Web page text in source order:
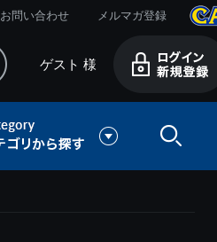
お問い合わせ メルマガ登録
ゲスト 様